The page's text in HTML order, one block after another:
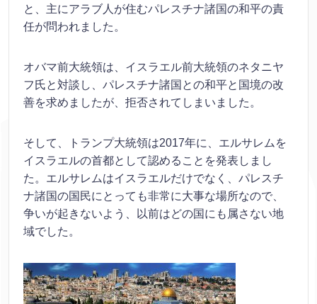
と、主にアラブ人が住むパレスチナ諸国の和平の責
任が問われました。
オバマ前大統領は、イスラエル前大統領のネタニヤ
フ氏と対談し、パレスチナ諸国との和平と国境の改
善を求めましたが、拒否されてしまいました。
そして、トランプ大統領は2017年に、エルサレムを
イスラエルの首都として認めることを発表しまし
た。エルサレムはイスラエルだけでなく、パレスチ
ナ諸国の国民にとっても非常に大事な場所なので、
争いが起きないよう、以前はどの国にも属さない地
域でした。